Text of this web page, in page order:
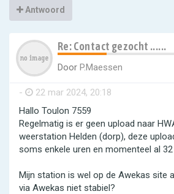
Antwoord
Re: Contact gezocht ......
Door P.Maessen
- 22 mar 2024, 20:18
Hallo Toulon 7559
Regelmatig is er geen upload naar
weerstation Helden (dorp), deze
soms enkele uren en momenteel al
Mijn station is wel op de Awekas site
via Awekas niet stabiel?